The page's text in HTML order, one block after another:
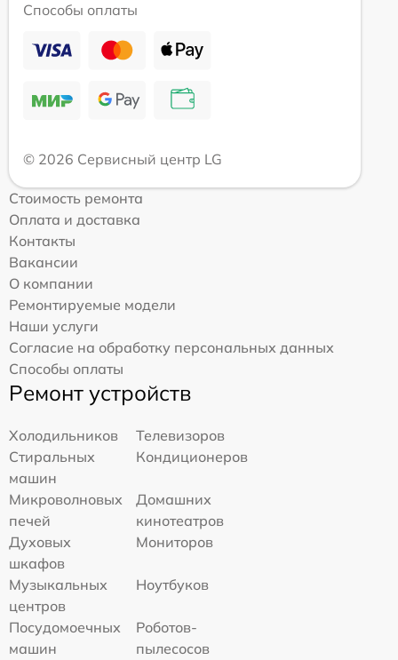
Способы оплаты
© 2026 Сервисный центр LG
Стоимость ремонта
Оплата и доставка
Контакты
Вакансии
О компании
Ремонтируемые модели
Наши услуги
Согласие на обработку персональных данных
Способы оплаты
Ремонт устройств
Холодильников
Телевизоров
Стиральных
машин
Кондиционеров
Микроволновых
печей
Домашних
кинотеатров
Духовых
шкафов
Мониторов
Музыкальных
центров
Ноутбуков
Посудомоечных
машин
Роботов-
пылесосов